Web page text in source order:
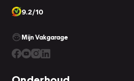
9.2/10
Mijn Vakgarage